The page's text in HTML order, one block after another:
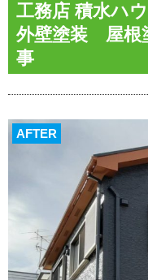
工務店 積水ハ
外壁塗装 屋根
事
AFTER